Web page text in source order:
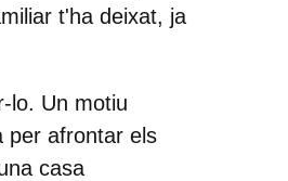
t'ha deixat, ja
lo. Un motiu
per afrontar els
casa